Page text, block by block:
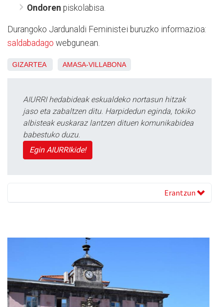
Ondoren piskolabisa.
Durangoko Jardunaldi Feministei buruzko informazioa:
saldabadago webgunean.
GIZARTEA AMASA-VILLABONA
AIURRI hedabideak eskualdeko nortasun hitzak
jaso eta zabaltzen ditu. Harpidedun eginda, tokiko
albisteak euskaraz lantzen dituen komunikabidea
babestuko duzu.
Egin AIURRIkide!
Erantzun